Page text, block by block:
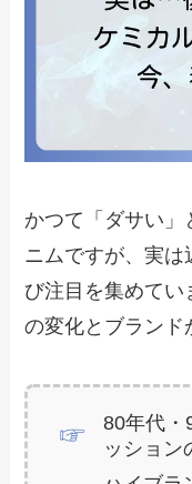
かつて「ダサい
ニムですが、実
び注目を集めてい
の変化とブランド
80年代・
ッション